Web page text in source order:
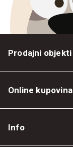
Prodajni objekti
Online kupovina
Info